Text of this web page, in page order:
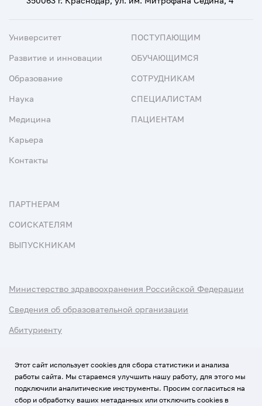
Университет
Развитие и инновации
Образование
Наука
Медицина
Карьера
Контакты
ПОСТУПАЮЩИМ
ОБУЧАЮЩИМСЯ
СОТРУДНИКАМ
СПЕЦИАЛИСТАМ
ПАЦИЕНТАМ
ПАРТНЕРАМ
СОИСКАТЕЛЯМ
ВЫПУСКНИКАМ
Министерство здравоохранения Российской Федерации
Сведения об образовательной организации
Абитуриенту
Политика обработки персональных данных
Этот сайт использует cookies для сбора статистики и анализа
работы сайта. Мы стараемся улучшить нашу работу, для этого мы
подключили аналитические инструменты. Просим согласиться на
сбор и обработку ваших метаданных или отключить cookies в